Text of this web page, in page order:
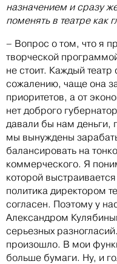
назначением и сразу
поменять в театре как
– Вопрос о том, что я
творческой
не стоит. Каждый театр
сожалению, чаще она
приоритетов, а от
нет доброго
давали бы нам деньги,
мы вынуждены
балансировать на
коммерческого. Я
которой
политика директором
согласен. Поэтому у
Александром
серьезных
произошло. В мои
больше бумаги. Ну, и